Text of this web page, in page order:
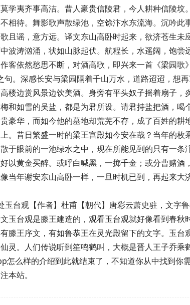
学夷齐事高洁。昔人豪贵信陵君，今人耕种信陵坟
相待。舞影歌声散绿池，空馀汴水东流海。沉吟此
且谣，意方远。译文东山高卧时起来，欲济苍生未
波涛汹涌，状如山脉起伏。航程长，水遥阔，饱尝
客依然愁思不断，对酒高歌，即兴来一首《梁园歌
句。深感长安与梁园隔着千山万水，道路迢迢，想
楼边赏风景边饮美酒。身旁有平头奴子摇着扇子，
和如雪的吴盐，都是为君所设。请君持盐把酒，喝
豪华，而如今他的墓地却荒芜不存，成了百姓的耕
。昔日繁盛一时的梁王宫殿如今安在哉？当年的枚
于眼前的一池绿水之中，现在所能见到的只有一条
以黄金买醉。或呼白喊黑，一掷千金；或分曹赌酒
当年谢安东山高卧一样，一旦时机已到，再起来大
玉台观【作者】杜甫【朝代】唐彩云萧史驻，文字
玉台观是滕王建造的，观看玉台观就好像看到春秋
滕王序文，有如鲁恭王在灵光殿留下的文字。玉台
灵。人们传说听到笙鸣鹤叫，大概是晋人王子乔乘
怎么样的介绍到此就结束了，不知道你从中找到你
本站。